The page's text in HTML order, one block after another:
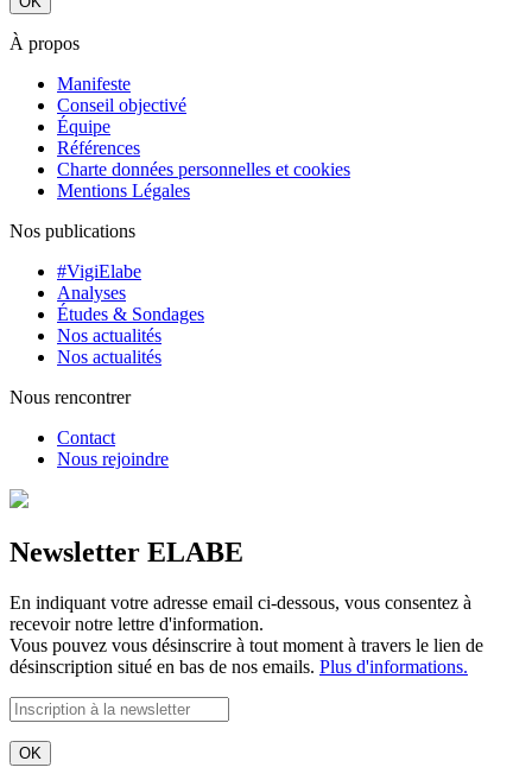
À propos
Manifeste
Conseil objectivé
Équipe
Références
Charte données personnelles et cookies
Mentions Légales
Nos publications
#VigiElabe
Analyses
Études & Sondages
Nos actualités
Nos actualités
Nous rencontrer
Contact
Nous rejoindre
Newsletter ELABE
En indiquant votre adresse email ci-dessous, vous consentez à
recevoir notre lettre d'information.
Vous pouvez vous désinscrire à tout moment à travers le lien de
désinscription situé en bas de nos emails. Plus d'informations.